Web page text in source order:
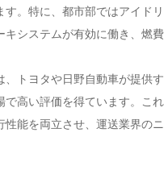
す。特に、都市部ではアイド
キシステムが有効に働き、燃
、トヨタや日野自動車が提供
で高い評価を得ています。こ
性能を両立させ、運送業界の